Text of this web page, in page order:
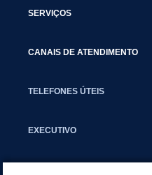
SERVIÇOS
CANAIS DE ATENDIMENTO
TELEFONES ÚTEIS
EXECUTIVO